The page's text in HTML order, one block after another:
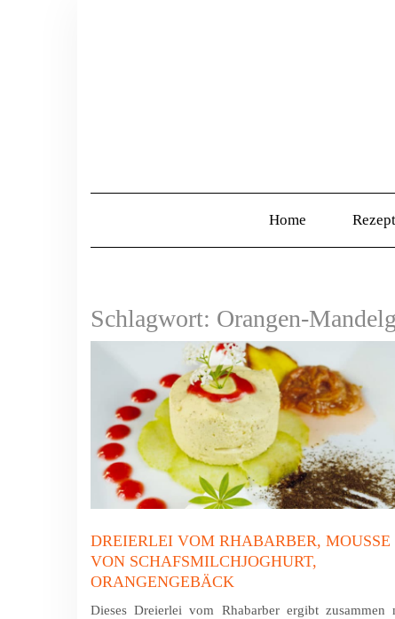
Home
Schlagwort: Orangen-
DREIERLEI VOM RHABARBER, MOUSSE
VON SCHAFSMILCHJOGHURT,
ORANGENGEBÄCK
Dieses Dreierlei vom Rhabarber ergibt zusammen